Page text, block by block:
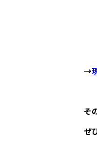
→
そ
ぜ